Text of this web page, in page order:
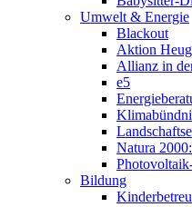
Umwelt & Energie
Blackout
Aktion
Allianz in
e5
Natura
Bildung